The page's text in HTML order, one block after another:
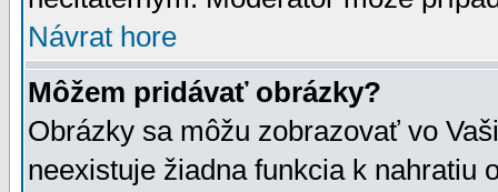
Návrat hore
Môžem pridávať obrázky?
Obrázky sa môžu zobrazovať vo
neexistuje žiadna funkcia k nahratiu